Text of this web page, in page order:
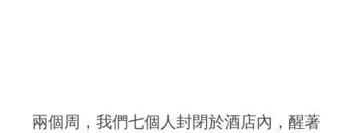
兩個周，我們七個人封閉於酒店內，醒著